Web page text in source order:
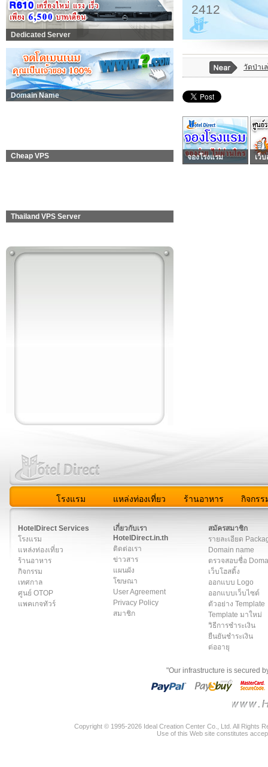
Dedicated Server
Domain Name
Cheap VPS
Thailand VPS Server
2412
วัดป่าเ
จองโรงแรม เว็
โรงแรม แหล่งท่องเที่ยว ร้านอาหาร กิจกรร
HotelDirect Services
โรงแรม
แหล่งท่องเที่ยว
ร้านอาหาร
กิจกรรม
เทศกาล
ศูนย์ OTOP
แพคเกจทัวร์
เกี่ยวกับเรา
HotelDirect.in.th
ติดต่อเรา
ข่าวสาร
แผนผัง
โฆษณา
User Agreement
Privacy Policy
สมาชิก
สมัครสมาชิก
รายละเอียด
Domain name
ตรวจสอบชื่อ
เว็บโฮสติ้ง
ออกแบบ Logo
ออกแบบเว็บไซต์
ตัวอย่าง Template
Template มาใหม่
วิธีการชำระเงิน
ยืนยันชำระเงิน
ต่ออายุ
"Our infrastructure is secured
Copyright © 1995-2026 Ideal Creation Center Co., Ltd. All Rights
Use of this Web site constitutes